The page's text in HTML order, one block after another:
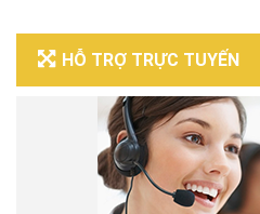
HỖ TRỢ TRỰC TUYẾN